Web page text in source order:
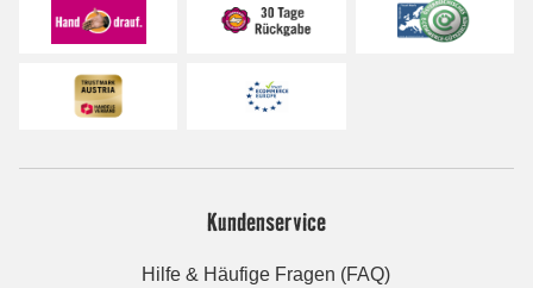
Kundenservice
Hilfe & Häufige Fragen (FAQ)